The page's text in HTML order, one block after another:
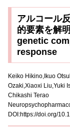
アルコール
的要素を解
genetic
response
Keiko Hikino,Ikuo
Ozaki,Xiaoxi Liu,Yuki
Chikashi Terao
DOI:https://doi.org/